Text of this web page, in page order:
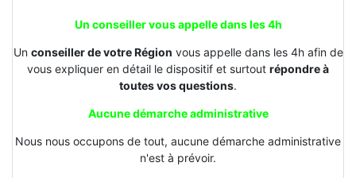
Un conseiller vous appelle dans les 4h
Un conseiller de votre Région vous appelle dans les 4h afin de
vous expliquer en détail le dispositif et surtout répondre à
toutes vos questions.
Aucune démarche administrative
Nous nous occupons de tout, aucune démarche administrative
n'est à prévoir.